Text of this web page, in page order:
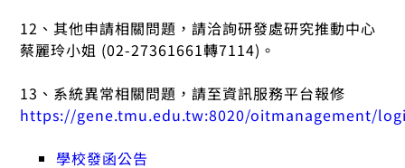
12、其他申請相關問題，請洽詢研發處研究推動中心
蔡麗玲小姐 (02-27361661轉7114)。
13、系統異常相關問題，請至資訊服務平台報修
https://gene.tmu.edu.tw:8020/oitmanagement/
學校發函公告